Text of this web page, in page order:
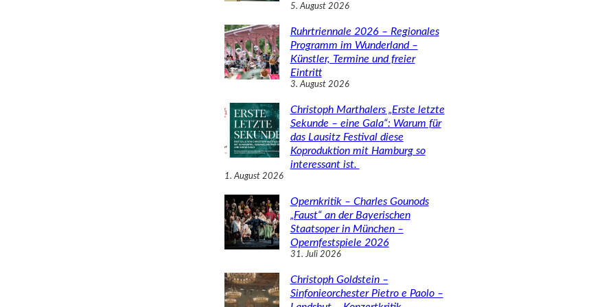
5. August 2026
Ruhrtriennale 2026 – Regionales
Programm im Wunderland –
Künstler, Termine und freier
Eintritt
3. August 2026
Christoph Marthalers „Erste letzte
Sekunde – eine Gala“: Warum für
das Lausitz Festival diese
Koproduktion mit Hamburg so
interessant ist.
1. August 2026
Opernkritik – Charles Gounods
„Faust“ an der Bayerischen
Staatsoper in München –
Opernfestspiele 2026
31. Juli 2026
Christoph Goldstein –
Sinfonieorchester Pietro e Paolo –